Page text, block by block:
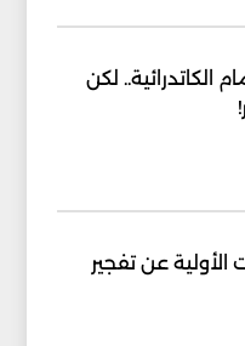
الكاتدرائية.. لكن
عن تفجير